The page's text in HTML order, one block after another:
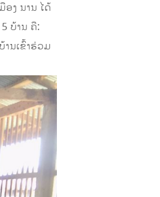
ງ ນານ ໄດ້​
5 ບ້ານ ຄື:
ານ​ເຂົ້າ​ຮ່ວມ​